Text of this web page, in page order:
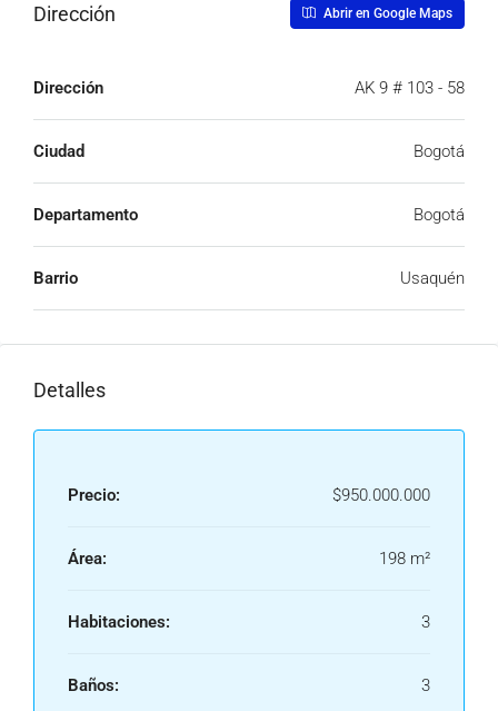
Dirección Abrir en Google Maps
Dirección AK 9 # 103 - 58
Ciudad Bogotá
Departamento Bogotá
Barrio Usaquén
Detalles
Precio: $950.000.000
Área: 198 m²
Habitaciones: 3
Baños: 3